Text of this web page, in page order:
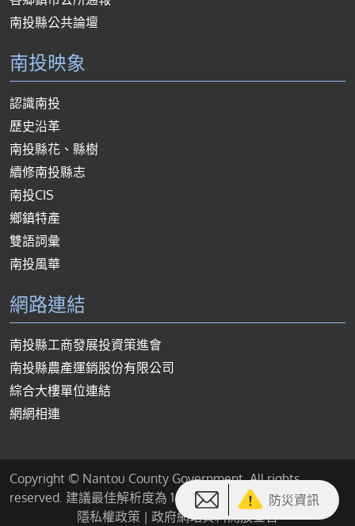
防災資訊
南投縣公共論壇
南投映象
認識南投
歷史沿革
南投縣花、縣樹
續修南投縣志
南投CIS
鄉鎮特產
雙語詞彙
南投風華
網路連結
南投縣工商發展投資策進會
南投縣農產運銷股份有限公司
綜合大樓單位連結
網網相連
Copyright © Nantou County Government. All rights
reserved. 建議最佳解析度為 1440*900 或以上
隱私權政策 | 政府網站資料開放宣告